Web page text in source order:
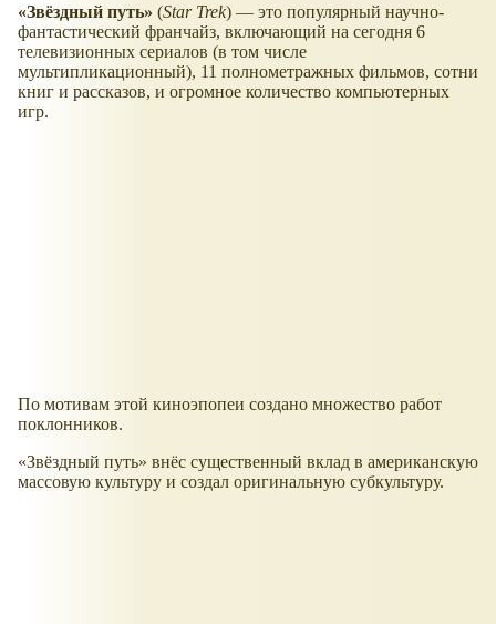
«Звёздный путь» (Star Trek) — это популярный научно-
фантастический франчайз, включающий на сегодня 6
телевизионных сериалов (в том числе
мультипликационный), 11 полнометражных фильмов, сотни
книг и рассказов, и огромное количество компьютерных
игр.
По мотивам этой киноэпопеи создано множество работ
поклонников.
«Звёздный путь» внёс существенный вклад в американскую
массовую культуру и создал оригинальную субкультуру.